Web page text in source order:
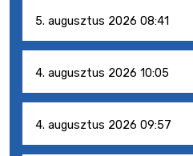
5. augusztus 2026 08:41
4. augusztus 2026 10:05
4. augusztus 2026 09:57